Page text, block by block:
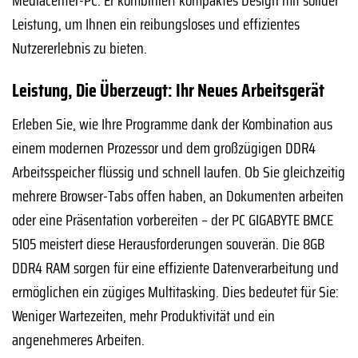
Leistung, um Ihnen ein reibungsloses und effizientes
Nutzererlebnis zu bieten.
Leistung, Die Überzeugt: Ihr Neues Arbeitsgerät
Erleben Sie, wie Ihre Programme dank der Kombination aus
einem modernen Prozessor und dem großzügigen DDR4
Arbeitsspeicher flüssig und schnell laufen. Ob Sie gleichzeitig
mehrere Browser-Tabs offen haben, an Dokumenten arbeiten
oder eine Präsentation vorbereiten – der PC GIGABYTE BMCE
5105 meistert diese Herausforderungen souverän. Die 8GB
DDR4 RAM sorgen für eine effiziente Datenverarbeitung und
ermöglichen ein zügiges Multitasking. Dies bedeutet für Sie:
Weniger Wartezeiten, mehr Produktivität und ein
angenehmeres Arbeiten.